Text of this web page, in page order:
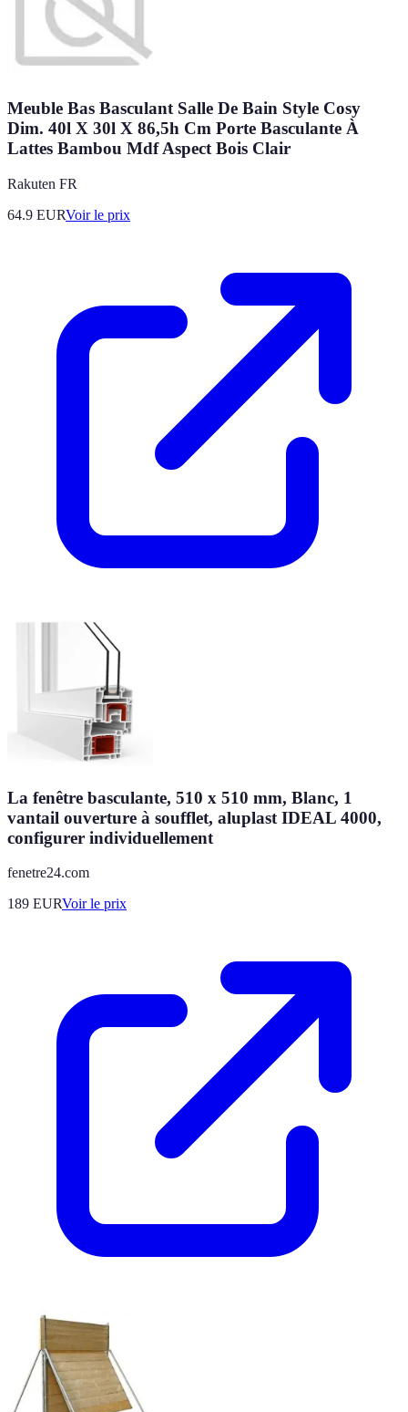
Meuble Bas Basculant Salle De Bain Style Cosy
Dim. 40l X 30l X 86,5h Cm Porte Basculante À
Lattes Bambou Mdf Aspect Bois Clair
Rakuten FR
64.9 EURVoir le prix
La fenêtre basculante, 510 x 510 mm, Blanc, 1
vantail ouverture à soufflet, aluplast IDEAL 4000,
configurer individuellement
fenetre24.com
189 EURVoir le prix